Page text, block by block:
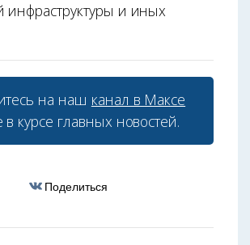
инфраструктуры и иных
на наш канал в Максе
в курсе главных новостей.
Поделиться